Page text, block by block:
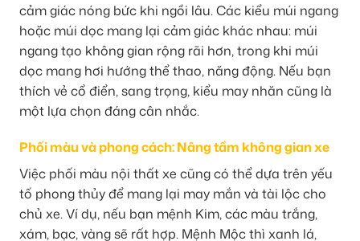
cảm giác nóng bức khi ngồi lâu. Các kiểu múi ngang
hoặc múi dọc mang lại cảm giác khác nhau: múi
ngang tạo không gian rộng rãi hơn, trong khi múi
dọc mang hơi hướng thể thao, năng động. Nếu bạn
thích vẻ cổ điển, sang trọng, kiểu may nhăn cũng là
một lựa chọn đáng cân nhắc.
Phối màu và phong cách: Nâng tầm không gian xe
Việc phối màu nội thất xe cũng có thể dựa trên yếu
tố phong thủy để mang lại may mắn và tài lộc cho
chủ xe. Ví dụ, nếu bạn mệnh Kim, các màu trắng,
xám, bạc, vàng sẽ rất hợp. Mệnh Mộc thì xanh lá,